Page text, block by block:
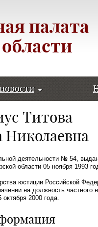
палата
Титова
Николаевна
деятельности № 54,
области 05 ноября 1993
юстиции Российской
на должность частного
2000 года.